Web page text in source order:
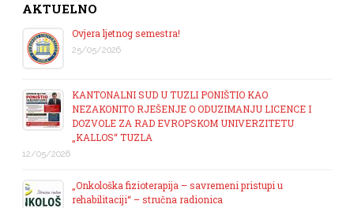
AKTUELNO
Ovjera ljetnog semestra!
25/05/2026
KANTONALNI SUD U TUZLI PONIŠTIO KAO
NEZAKONITO RJEŠENJE O ODUZIMANJU LICENCE I
DOZVOLE ZA RAD EVROPSKOM UNIVERZITETU
„KALLOS“ TUZLA
12/05/2026
„Onkološka fizioterapija – savremeni pristupi u
rehabilitaciji“ – stručna radionica